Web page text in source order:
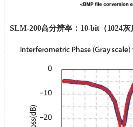
SLM-200高分辨率： 10-bit（1024灰